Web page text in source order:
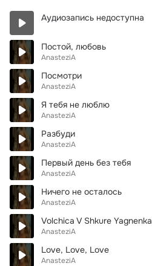
Аудиозапись недоступна
Постой, любовь
AnasteziA
Посмотри
AnasteziA
Я тебя не люблю
AnasteziA
Разбуди
AnasteziA
Первый день без тебя
AnasteziA
Ничего не осталось
AnasteziA
Volchica V Shkure Yagnenka
AnasteziA
Love, Love, Love
AnasteziA